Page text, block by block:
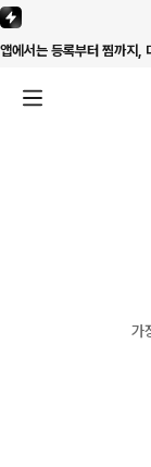
앱에서는 등록부터 찜까지,
가